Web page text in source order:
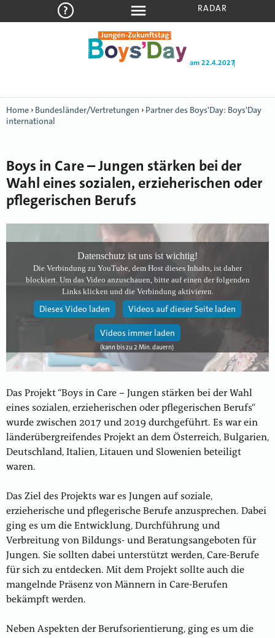
am 22.4.2027|
RADAR
Home › Bundesländer/Vertretungen › Partner des Boys'Day: Boys'Day
international
Boys in Care – Jungen stärken bei der
Wahl eines sozialen, erzieherischen oder
pflegerischen Berufs
Datenschutz ist uns ist wichtig!
Die Verbindung zu YouTube, dem Host dieses Inhalts, ist daher
blockiert. Um das Video anzuschauen, bitte auf einen der folgenden
Links klicken und die Verbindung aktivieren.
Dieses Video laden Videos auf dieser Seite laden
Videos immer laden
Das Projekt “Boys in Care – Jungen stärken bei der Wahl
eines sozialen, erzieherischen oder pflegerischen Berufs“
wurde zwischen 2017 und 2019 durchgeführt. Es war ein
länderübergreifendes Projekt an dem Österreich, Bulgarien,
Deutschland, Italien, Litauen und Slowenien beteiligt
waren.
Das Ziel des Projekts war es Jungen auf soziale,
erzieherische und pflegerische Berufe anzusprechen. Dabei
ging es um die Entwicklung, Durchführung und
Verbreitung von Bildungs- und Beratungsangeboten für
Jungen. Sie sollten dabei unterstützt werden, Care-Berufe
für sich zu entdecken. Mit dem Projekt sollte auch die
mangelnde Präsenz von Männern in Care-Berufen
bekämpft werden.
Neben Aspekten der Berufsorientierung, ging es um die